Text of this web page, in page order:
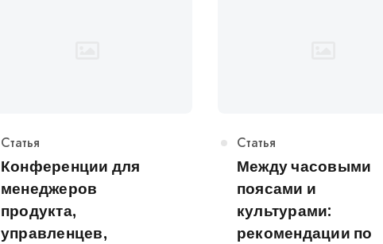
Категория
Статья
Конференции для
менеджеров
продукта,
управленцев,
Категория
Статья
Между часовыми
поясами и
культурами:
рекомендации по